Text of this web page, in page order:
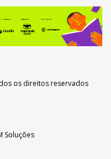
os direitos reservados
Soluções